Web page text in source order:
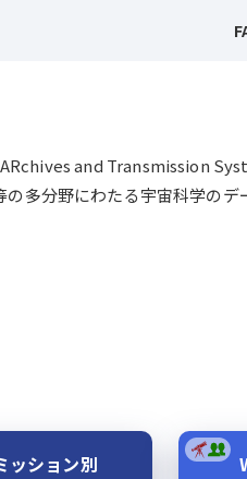
and Transmission
の多分野にわたる宇宙科学のデ
ッション別